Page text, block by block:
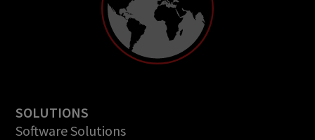
SOLUTIONS
Software Solutions